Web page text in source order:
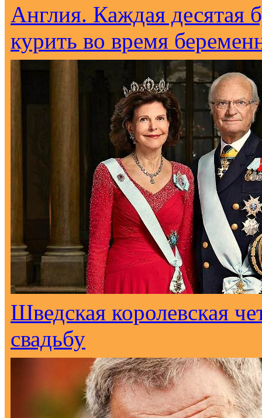
Англия. Каждая десятая
курить во время
Шведская королевская
свадьбу